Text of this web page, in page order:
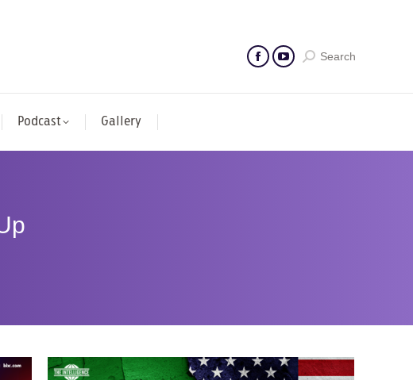
Search
Podcast Gallery